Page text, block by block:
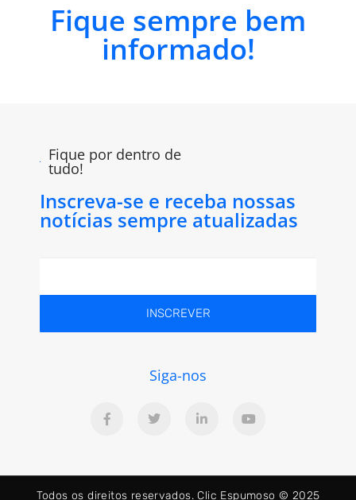
Fique sempre bem
informado!
Fique por dentro de
tudo!
Inscreva-se e receba nossas
notícias sempre atualizadas
INSCREVER
Siga-nos
Todos os direitos reservados. Clic Espumoso © 2025